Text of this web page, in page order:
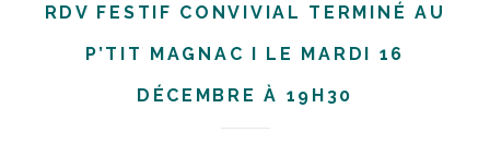
RDV FESTIF CONVIVIAL TERMINÉ AU
P’TIT MAGNAC I LE MARDI 16
DÉCEMBRE À 19H30